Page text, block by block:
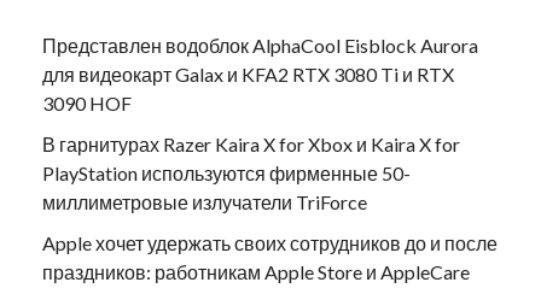
Представлен водоблок AlphaCool Eisblock Aurora
для видеокарт Galax и KFA2 RTX 3080 Ti и RTX
3090 HOF
В гарнитурах Razer Kaira X for Xbox и Kaira X for
PlayStation используются фирменные 50-
миллиметровые излучатели TriForce
Apple хочет удержать своих сотрудников до и после
праздников: работникам Apple Store и AppleCare